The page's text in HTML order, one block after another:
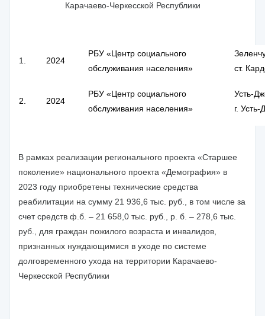
Карачаево-Черкесской Республики
1. 2024
РБУ «Центр социального
обслуживания населения»
ст.
2. 2024
РБУ «Центр социального
обслуживания населения»
Усть-
г.
В рамках реализации регионального проекта «Старшее
поколение» национального проекта «Демография» в
2023 году приобретены технические средства
реабилитации на сумму 21 936,6 тыс. руб., в том числе за
счет средств ф.б. – 21 658,0 тыс. руб., р. б. – 278,6 тыс.
руб., для граждан пожилого возраста и инвалидов,
признанных нуждающимися в уходе по системе
долговременного ухода на территории Карачаево-
Черкесской Республики